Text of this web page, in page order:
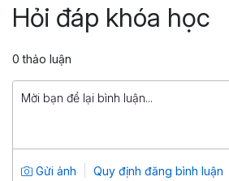
Tổng số 14 giờ
142
Tổng số 12 giờ
91 bài
Hỏi đáp khóa học
0 thảo luận
Gửi ảnh Quy định đăng bình luận